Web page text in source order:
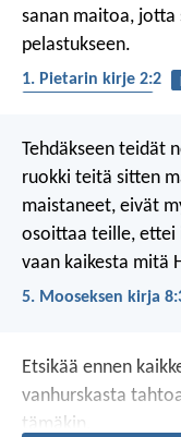
sanan maitoa, jotta
pelastukseen.
1. Pietarin kirje 2:2
Tehdäkseen teidät
ruokki teitä sitten
maistaneet, eivät
osoittaa teille, ettei
vaan kaikesta mitä
5. Mooseksen kirja
Etsikää ennen
vanhurskasta
tämäkin.